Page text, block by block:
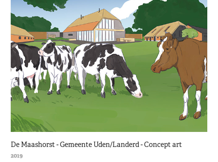
De Maashorst - Gemeente Uden/Landerd - Concept art
2019